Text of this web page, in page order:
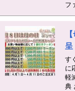
フ
呈
す
に
軽
典